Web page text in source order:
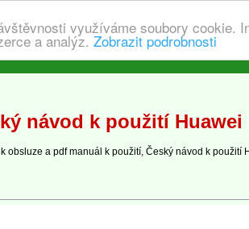
využíváme soubory cookie.
a analýz. Zobrazit podrobnosti
návod k použití Huawei
obsluze a pdf manuál k použití, Český návod k použití